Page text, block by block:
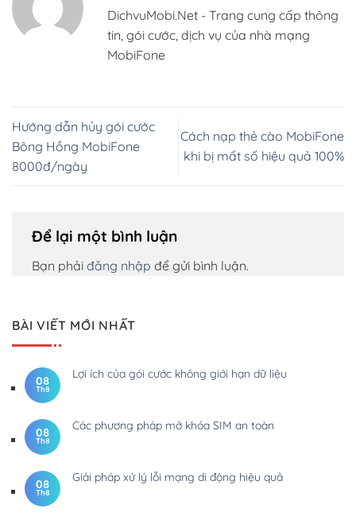
DichvuMobi.Net - Trang cung cấp thông
tin, gói cước, dịch vụ của nhà mạng
MobiFone
Hướng dẫn hủy gói cước
Bông Hồng MobiFone
8000đ/ngày
Cách nạp thẻ cào MobiFone
khi bị mất số hiệu quả 100%
Để lại một bình luận
Bạn phải đăng nhập để gửi bình luận.
BÀI VIẾT MỚI NHẤT
08
Th8
Lợi ích của gói cước không giới hạn dữ liệu
08
Th8
Các phương pháp mở khóa SIM an toàn
08
Th8
Giải pháp xử lý lỗi mạng di động hiệu quả